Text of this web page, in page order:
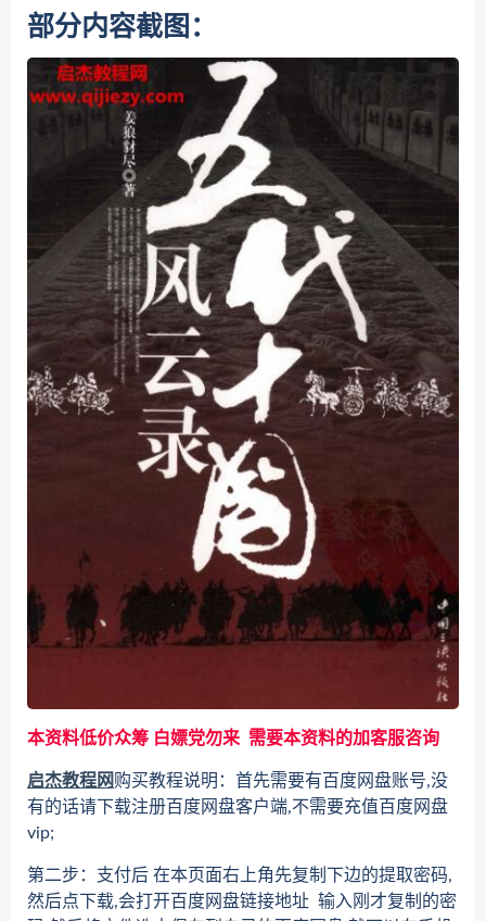
部分内容截图：
本资料低价众筹 白嫖党勿来 需要本资料的加客服咨询
启杰教程网购买教程说明：首先需要有百度网盘账号,没
有的话请下载注册百度网盘客户端,不需要充值百度网盘
vip;
第二步：支付后 在本页面右上角先复制下边的提取密码,
然后点下载,会打开百度网盘链接地址 输入刚才复制的密